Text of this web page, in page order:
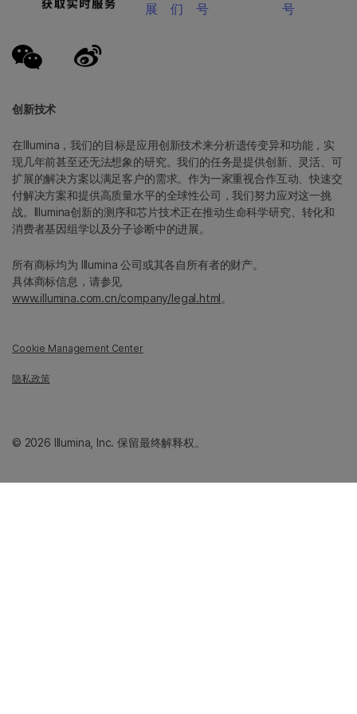
创新技术
在Illumina，我们的目标是应用创新技术来分析遗传变异和功能，实
现几年前甚至还无法想象的研究。我们的任务是提供创新、灵活、可
扩展的解决方案以满足客户的需求。作为一家重视合作互动、快速交
付解决方案和提供高质量水平的全球性公司，我们努力应对这一挑
战。Illumina创新的测序和芯片技术正在推动生命科学研究、转化和
消费者基因组学以及分子诊断中的进展。
所有商标均为 Illumina 公司或其各自所有者的财产。
具体商标信息，请参见
www.illumina.com.cn/company/legal.html。
Cookie Management Center
隐私政策
展
们
号
号
© 2026 Illumina, Inc. 保留最终解释权。